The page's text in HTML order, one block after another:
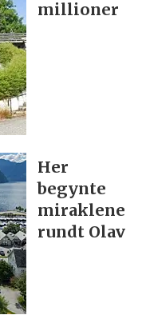
millioner
Her
begynte
miraklene
rundt Olav